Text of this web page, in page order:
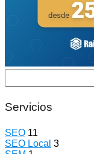
Servicios
SEO 11
SEO Local 3